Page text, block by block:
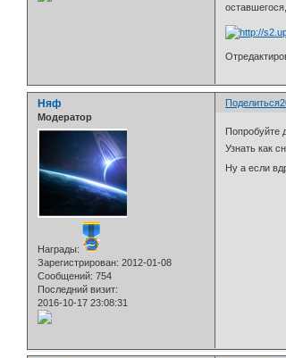
Поделиться
Няф
Модератор
Награды:
Зарегистрирован: 2012-01-08
Сообщений: 754
Последний визит:
2016-10-17 23:08:31
Попробуйте
Узнать как
Ну а если